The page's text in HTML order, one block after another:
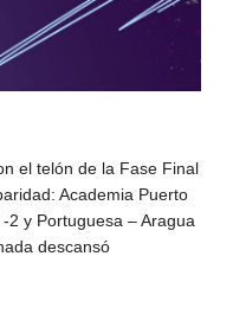
el telón de la Fase Final
Academia Puerto
2 y Portuguesa – Aragua
descansó